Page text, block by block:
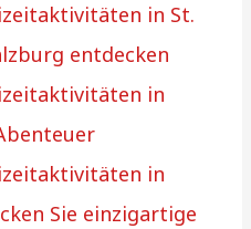
in St.
entdecken
in
in
Sie einzigartige